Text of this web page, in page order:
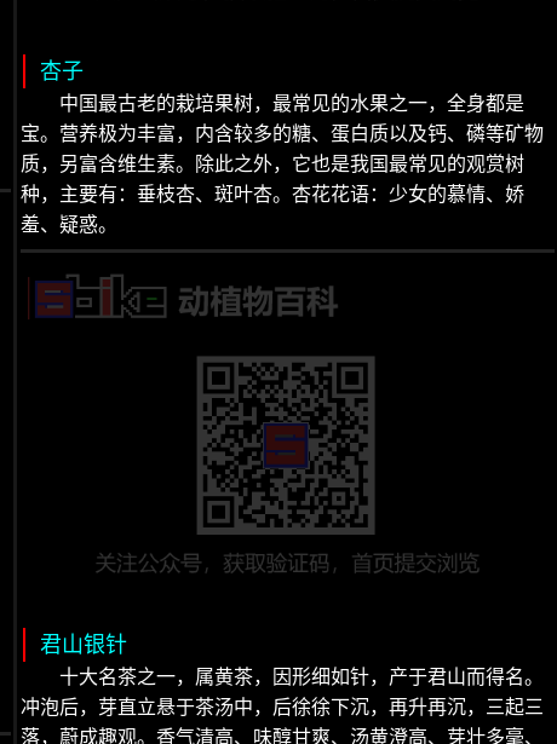
杏子
中国最古老的栽培果树，最常见的水果之一，全身都是
宝。营养极为丰富，内含较多的糖、蛋白质以及钙、磷等矿物
质，另富含维生素。除此之外，它也是我国最常见的观赏树
种，主要有：垂枝杏、斑叶杏。杏花花语：少女的慕情、娇
羞、疑惑。
君山银针
十大名茶之一，属黄茶，因形细如针，产于君山而得名。
冲泡后，芽直立悬于茶汤中，后徐徐下沉，再升再沉，三起三
落，蔚成趣观。香气清高、味醇甘爽、汤黄澄高、芽壮多毫、